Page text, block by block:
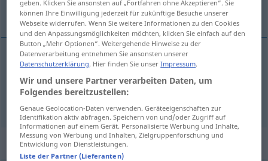
попеременно, взаимно, обоюдно
попеременно wechselweise abwechselnd
взаимно, обоюдно wechselweise
Synonyme für "wechselweise"
geben. Klicken Sie ansonsten auf „Fortfahren ohne Akzeptieren“. Sie
können Ihre Einwilligung jederzeit für zukünftige Besuche unserer
Webseite widerrufen. Wenn Sie weitere Informationen zu den Cookies
und den Anpassungsmöglichkeiten möchten, klicken Sie einfach auf den
Button „Mehr Optionen“. Weitergehende Hinweise zu der
Datenverarbeitung entnehmen Sie ansonsten unserer
Datenschutzerklärung. Hier finden Sie unserImpressum.
Wir und unsere Partner verarbeiten Daten, um
Folgendes bereitzustellen:
Genaue Geolocation-Daten verwenden. Geräteeigenschaften zur
Identifikation aktiv abfragen. Speichern von und/oder Zugriff auf
Informationen auf einem Gerät. Personalisierte Werbung und Inhalte,
Messung von Werbung und Inhalten, Zielgruppenforschung und
Entwicklung von Dienstleistungen.
Liste der Partner (Lieferanten)